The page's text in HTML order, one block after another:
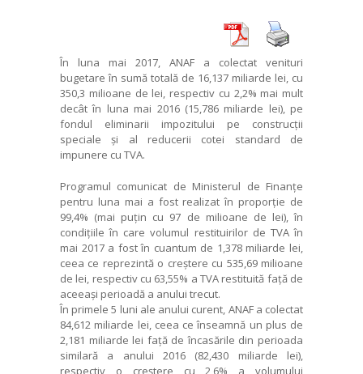
În luna mai 2017, ANAF a colectat venituri
bugetare în sumă totală de 16,137 miliarde lei, cu
350,3 milioane de lei, respectiv cu 2,2% mai mult
decât în luna mai 2016 (15,786 miliarde lei), pe
fondul eliminarii impozitului pe construcții
speciale și al reducerii cotei standard de
impunere cu TVA.
Programul comunicat de Ministerul de Finanțe
pentru luna mai a fost realizat în proporție de
99,4% (mai puțin cu 97 de milioane de lei), în
condițiile în care volumul restituirilor de TVA în
mai 2017 a fost în cuantum de 1,378 miliarde lei,
ceea ce reprezintă o creștere cu 535,69 milioane
de lei, respectiv cu 63,55% a TVA restituită față de
aceeași perioadă a anului trecut.
În primele 5 luni ale anului curent, ANAF a colectat
84,612 miliarde lei, ceea ce înseamnă un plus de
2,181 miliarde lei față de încasările din perioada
similară a anului 2016 (82,430 miliarde lei),
respectiv o creștere cu 2,6% a volumului